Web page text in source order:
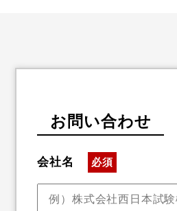
お問い合わせ
会社名 必須